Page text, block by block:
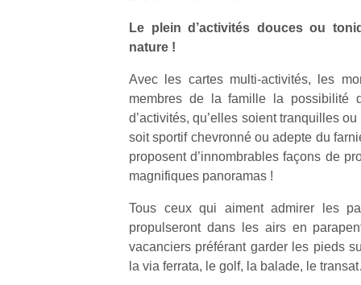
Le plein d’activités douces ou
nature !
Avec les cartes multi‐activités, les
membres de la famille la possibilité
d’activités, qu’elles soient tranquilles
soit sportif chevronné ou adepte du
proposent d’innombrables façons de
magnifiques panoramas !
Tous ceux qui aiment admirer les
propulseront dans les airs en
vacanciers préférant garder les pieds
la via ferrata, le golf, la balade, le
NextGen,
nouvelle
trottinette
mécanique
Beeper
grands et
les petits !
Durant les